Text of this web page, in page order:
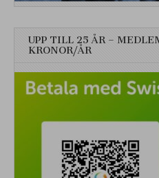
UPP TILL 25 ÅR –
KRONOR/ÅR